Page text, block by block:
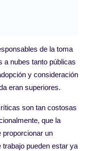
de la toma
a nubes tanto públicas
y consideración
eran superiores.
son tan costosas
que la
proporcionar un
pueden estar ya